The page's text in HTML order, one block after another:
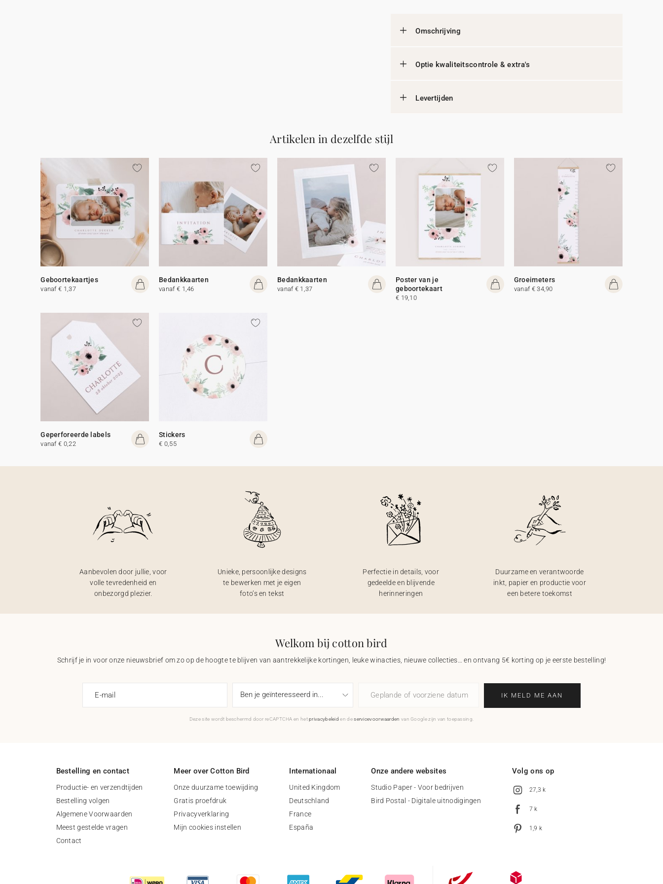
Omschrijving
Optie kwaliteitscontrole & extra's
Levertijden
Artikelen in dezelfde stijl
Geboortekaartjes
vanaf € 1,37
Bedankkaarten
vanaf € 1,46
Bedankkaarten
vanaf € 1,37
Poster van je
geboortekaart
€ 19,10
Groeimeters
vanaf € 34,90
Geperforeerde labels
vanaf € 0,22
Stickers
€ 0,55
Aanbevolen door jullie, voor
volle tevredenheid en
onbezorgd plezier.
Unieke, persoonlijke designs
te bewerken met je eigen
foto’s en tekst
Perfectie in details, voor
gedeelde en blijvende
herinneringen
Duurzame en verantwoorde
inkt, papier en productie voor
een betere toekomst
Welkom bij cotton bird
Schrijf je in voor onze nieuwsbrief om zo op de hoogte te blijven van aantrekkelijke kortingen, leuke winacties, nieuwe collecties… en ontvang 5€ korting op je eerste bestelling!
E-mail Geplande of voorziene datum IK MELD ME AAN
Deze site wordt beschermd door reCAPTCHA en hetprivacybeleid en deservicevoorwaarden van Google zijn van toepassing.
Bestelling en contact
Productie- en verzendtijden
Bestelling volgen
Algemene Voorwaarden
Meest gestelde vragen
Contact
Meer over Cotton Bird
Onze duurzame toewijding
Gratis proefdruk
Privacyverklaring
Mijn cookies instellen
Internationaal
United Kingdom
Deutschland
France
España
Onze andere websites
Studio Paper - Voor bedrijven
Bird Postal - Digitale uitnodigingen
Volg ons op
27,3 k
7 k
1,9 k